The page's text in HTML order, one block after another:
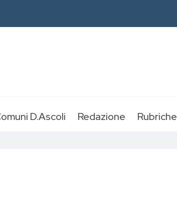
D.Ascoli Redazione Rubriche